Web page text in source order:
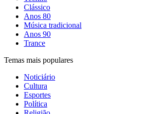
Clássico
Anos 80
Música tradicional
Anos 90
Trance
Temas mais populares
Noticiário
Cultura
Esportes
Política